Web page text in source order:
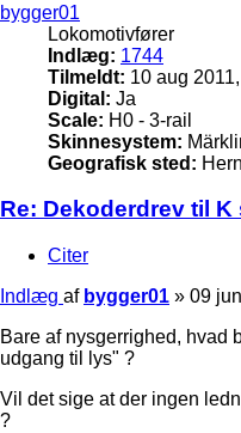
bygger01
Lokomotivfører
Indlæg: 1744
Tilmeldt: 10 aug
Digital: Ja
Scale: H0 - 3-rail
Skinnesystem:
Geografisk sted:
Re: Dekoderdrev til K
Citer
Indlæg af bygger01 » 09
Bare af nysgerrighed, hvad
udgang til lys" ?
Vil det sige at der ingen
?